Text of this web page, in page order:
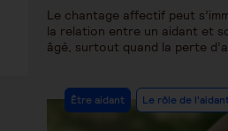
Le chantage affectif peut
la relation entre un aidant et
âgé, surtout quand la perte
Être aidant Le rôle de